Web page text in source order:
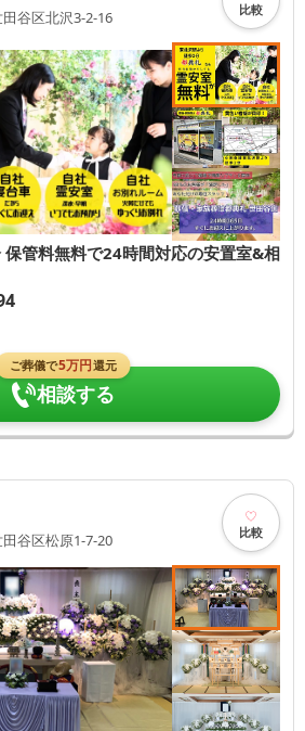
谷区北沢3-2-16 比較
管料無料で24時間対応の安置室&相
ご葬儀で5万円還元
相談する
谷区松原1-7-20 比較